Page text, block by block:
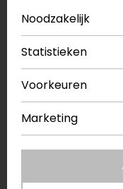
14,99
Waarom
zo bijzonder zijn
Een cadeau voor
alleen geven. Het
passie en het
zoals
Noodzakelijk
Statistieken
Voorkeuren
Marketing